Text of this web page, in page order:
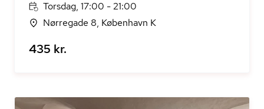
Torsdag, 17:00 - 21:00
Nørregade 8, København K
435 kr.